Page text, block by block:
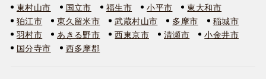
東村山市
国立市 福生市 小平市
東大和市
狛江市
東久留米市 武蔵村山市 多摩市
稲城市
羽村市
あきる野市 西東京市 清瀬市
小金井市
国分寺市
西多摩郡